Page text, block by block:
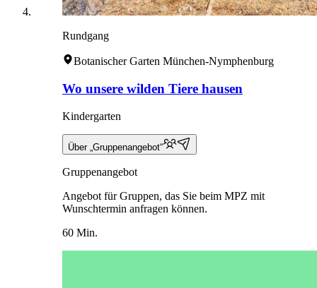
Rundgang
Botanischer Garten München-Nymphenburg
Wo unsere wilden Tiere hausen
Kindergarten
Über „Gruppenangebot“
Gruppenangebot
Angebot für Gruppen, das Sie beim MPZ mit
Wunschtermin anfragen können.
60 Min.